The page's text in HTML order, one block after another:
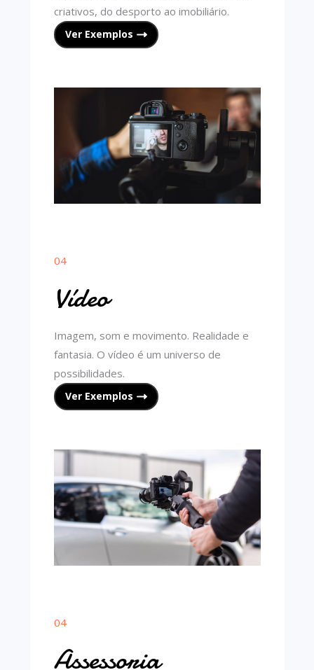
criativos, do desporto ao imobiliário.
Ver Exemplos
04
Vídeo
Imagem, som e movimento. Realidade e
fantasia. O vídeo é um universo de
possibilidades.
Ver Exemplos
04
Assessoria